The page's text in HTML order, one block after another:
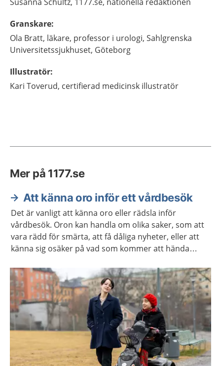
Granskare:
Ola Bratt, läkare, professor i urologi, Sahlgrenska
Universitetssjukhuset, Göteborg
Illustratör:
Kari Toverud, certifierad medicinsk illustratör
Mer på 1177.se
Att känna oro inför ett vårdbesök
Det är vanligt att känna oro eller rädsla inför
vårdbesök. Oron kan handla om olika saker, som att
vara rädd för smärta, att få dåliga nyheter, eller att
känna sig osäker på vad som kommer att hända
från tidigare vårdbesök som gör dig orolig.